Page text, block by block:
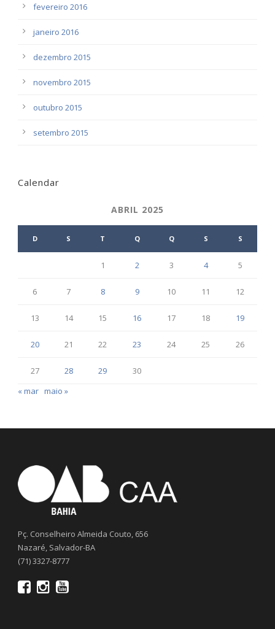
fevereiro 2016
janeiro 2016
dezembro 2015
novembro 2015
outubro 2015
setembro 2015
Calendar
ABRIL 2025
D S T Q Q S S
1 2 3 4 5
6 7 8 9 10 11 12
13 14 15 16 17 18 19
20 21 22 23 24 25 26
27 28 29
30
« mar maio »
Pç. Conselheiro Almeida Couto, 656
Nazaré, Salvador-BA
(71) 3327-8777